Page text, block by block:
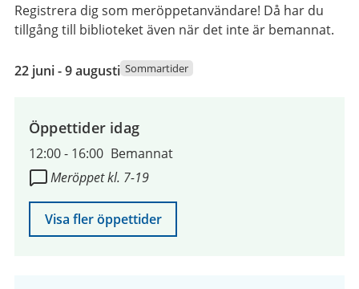
Registrera dig som meröppetanvändare! Då har du
tillgång till biblioteket även när det inte är bemannat.
22
juni
augusti
2026
22 juni - 9 augusti Sommartider
Öppettider idag
12:00- 16:00 Bemannat
Meröppet kl. 7-19
Visa fler öppettider